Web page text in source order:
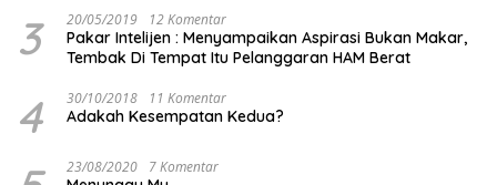
3 20/05/2019 12 Komentar
Pakar Intelijen : Menyampaikan Aspirasi Bukan Makar,
Tembak Di Tempat Itu Pelanggaran HAM Berat
4 30/10/2018 11 Komentar
Adakah Kesempatan Kedua?
23/08/2020 7 Komentar